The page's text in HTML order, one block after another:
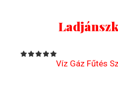
Víz Gáz Fűtés